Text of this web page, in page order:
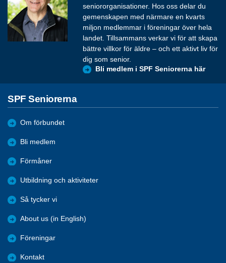
seniororganisationer. Hos oss delar du
gemenskapen med närmare en kvarts
miljon medlemmar i föreningar över hela
landet. Tillsammans verkar vi för att skapa
bättre villkor för äldre – och ett aktivt liv för
dig som senior.
Bli medlem i SPF Seniorerna här
SPF Seniorerna
Om förbundet
Bli medlem
Förmåner
Utbildning och aktiviteter
Så tycker vi
About us (in English)
Föreningar
Kontakt